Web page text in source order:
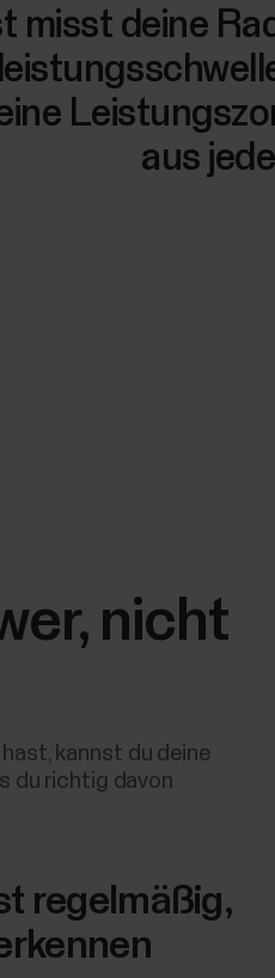
misst deine
aus
nicht
kannst du deine
du richtig davon
regelmäßig,